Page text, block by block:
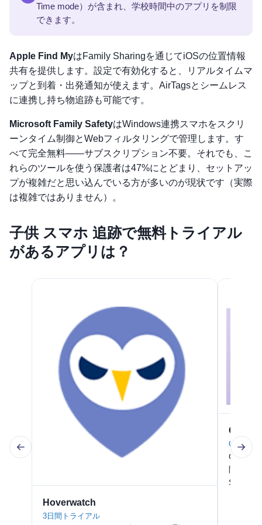
Time mode）が含まれ、学校時間中のアプリを制限
できます。
Apple Find MyはFamily Sharingを通じてiOSの位置情報
共有を提供します。設定で有効化すると、リアルタイムマ
ップと到着・出発通知が使えます。AirTagsとシームレス
に連携し持ち物追跡も可能です。
Microsoft Family SafetyはWindows連携スマホをスクリ
ーンタイム制御とWebフィルタリングで管理します。す
べて完全無料——サブスクリプション不要。それでも、こ
れらのツールを使う保護者は47%にとどまり、セットアッ
プが複雑だと思い込んでいる方が多いのが現状です（実際
は複雑ではありません）。
子供 スマホ 追跡で無料トライアル
があるアプリは？
Hoverwatch
3日間トライアル
Qustodio
GPS追
限。無
SMS監